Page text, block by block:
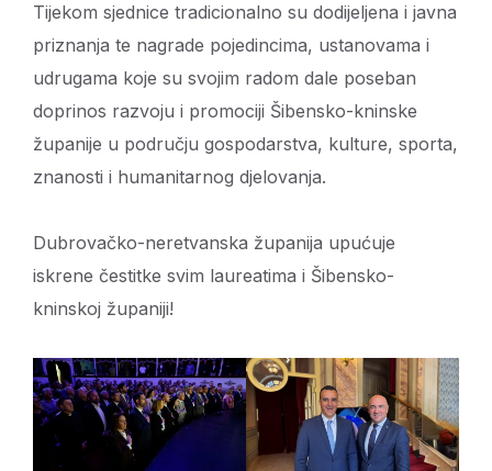
Tijekom sjednice tradicionalno su dodijeljena i javna
priznanja te nagrade pojedincima, ustanovama i
udrugama koje su svojim radom dale poseban
doprinos razvoju i promociji Šibensko-kninske
županije u području gospodarstva, kulture, sporta,
znanosti i humanitarnog djelovanja.
Dubrovačko-neretvanska županija upućuje
iskrene čestitke svim laureatima i Šibensko-
kninskoj županiji!